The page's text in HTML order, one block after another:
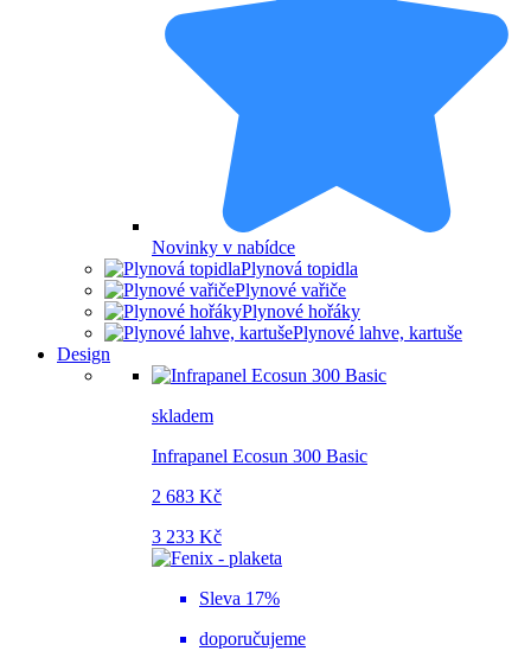
Novinky v nabídce
Plynová topidla
Plynové vařiče
Plynové hořáky
Plynové lahve, kartuše
Design
skladem
Infrapanel Ecosun 300 Basic
2 683 Kč
3 233 Kč
Sleva 17%
doporučujeme